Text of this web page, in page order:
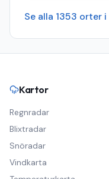
Se alla 1353 orter i
Kartor
Regnradar
Blixtradar
Snöradar
Vindkarta